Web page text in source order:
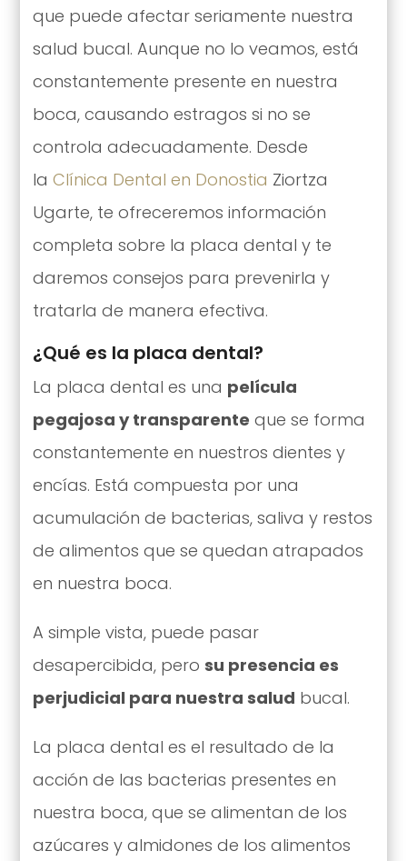
que puede afectar seriamente nuestra
salud bucal. Aunque no lo veamos, está
constantemente presente en nuestra
boca, causando estragos si no se
controla adecuadamente. Desde
la Clínica Dental en Donostia Ziortza
Ugarte, te ofreceremos información
completa sobre la placa dental y te
daremos consejos para prevenirla y
tratarla de manera efectiva.
¿Qué es la placa dental?
La placa dental es una película
pegajosa y transparente que se forma
constantemente en nuestros dientes y
encías. Está compuesta por una
acumulación de bacterias, saliva y restos
de alimentos que se quedan atrapados
en nuestra boca.
A simple vista, puede pasar
desapercibida, pero su presencia es
perjudicial para nuestra salud bucal.
La placa dental es el resultado de la
acción de las bacterias presentes en
nuestra boca, que se alimentan de los
azúcares y almidones de los alimentos